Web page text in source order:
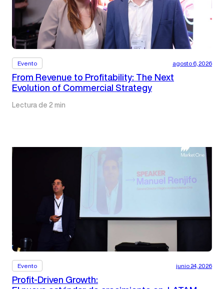
Evento agosto 6, 2026
From Revenue to Profitability: The Next
Evolution of Commercial Strategy
Lectura de 2 min
Evento junio 24, 2026
Profit-Driven Growth: